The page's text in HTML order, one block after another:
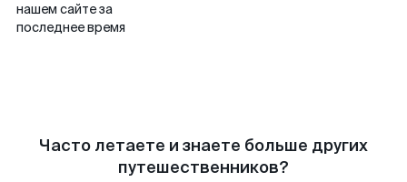
нашем сайте за
последнее время
Часто летаете и знаете больше других
путешественников?